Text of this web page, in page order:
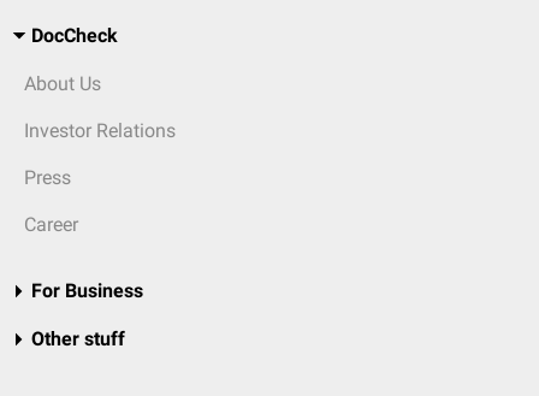
DocCheck
About Us
Investor Relations
Press
Career
For Business
Other stuff